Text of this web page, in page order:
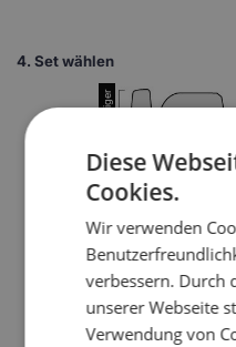
4. Set wählen
Diese
Cookies.
Wir verwenden
verbessern. Durch
unserer Webseite
Verwendung von